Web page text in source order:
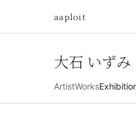
aaploit
大石 いずみ
ArtistWorks